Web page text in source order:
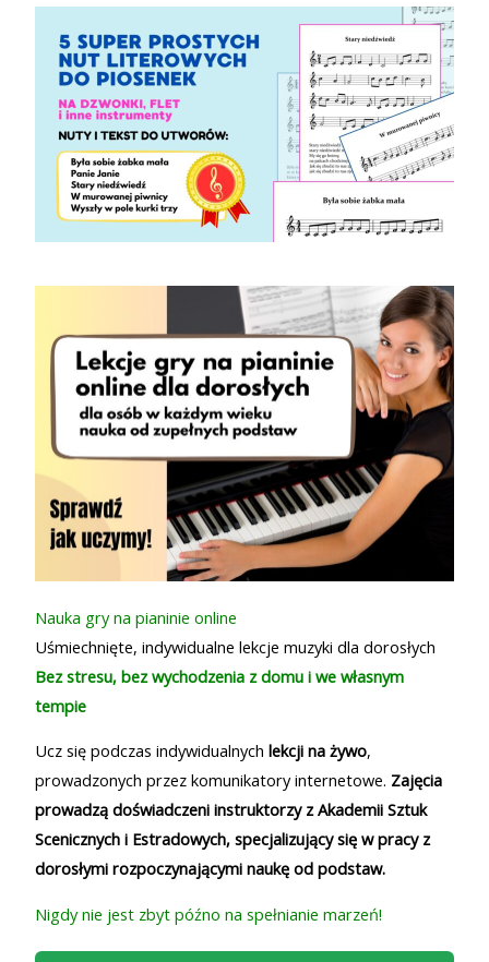
Nauka gry na pianinie online
Uśmiechnięte, indywidualne lekcje muzyki dla dorosłych
Bez stresu, bez wychodzenia z domu i we własnym
tempie
Ucz się podczas indywidualnych lekcji na żywo,
prowadzonych przez komunikatory internetowe. Zajęcia
prowadzą doświadczeni instruktorzy z Akademii Sztuk
Scenicznych i Estradowych, specjalizujący się w pracy z
dorosłymi rozpoczynającymi naukę od podstaw.
Nigdy nie jest zbyt późno na spełnianie marzeń!